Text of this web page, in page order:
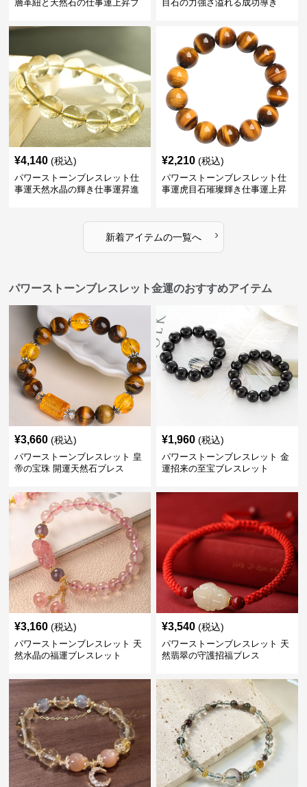
層革紐と天然石の仕事運上昇ブ
目石の力強さ溢れる成功導き
¥4,140 (税込)
パワーストーンブレスレット仕
事運天然水晶の輝き仕事運昇進
¥2,210 (税込)
パワーストーンブレスレット仕
事運虎目石璀璨輝き仕事運上昇
新着アイテムの一覧へ ›
パワーストーンブレスレット金運のおすすめアイテム
¥3,660 (税込)
パワーストーンブレスレット 皇
帝の宝珠 開運天然石ブレス
¥1,960 (税込)
パワーストーンブレスレット 金
運招来の至宝ブレスレット
¥3,160 (税込)
パワーストーンブレスレット 天
然水晶の福運ブレスレット
¥3,540 (税込)
パワーストーンブレスレット 天
然翡翠の守護招福ブレス